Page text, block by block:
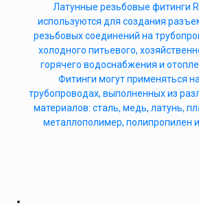
Латунные резьбовые фитинги
используются для создания
резьбовых соединений на
холодного питьевого,
горячего водоснабжения и
Фитинги могут применяться на
трубопроводах, выполненных из
материалов: сталь, медь, латунь,
металлополимер, полипропилен и